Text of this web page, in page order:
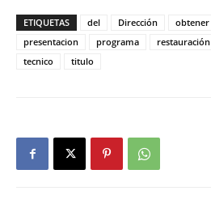
ETIQUETAS del Dirección obtener
presentacion
programa restauración
tecnico
titulo